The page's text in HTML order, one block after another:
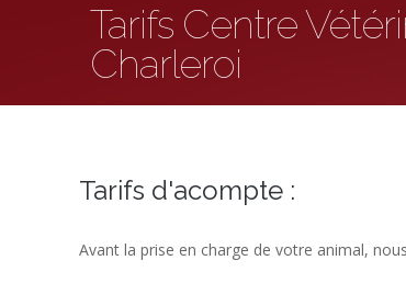
Tarifs Centre
Charleroi
Tarifs d'acompte :
Avant la prise en charge de votre animal,